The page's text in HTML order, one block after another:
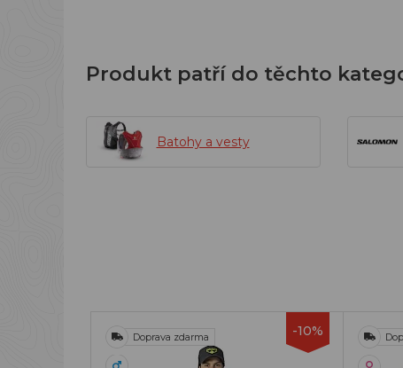
Produkt patří do těchto
Batohy a vesty
-10%
Doprava zdarma